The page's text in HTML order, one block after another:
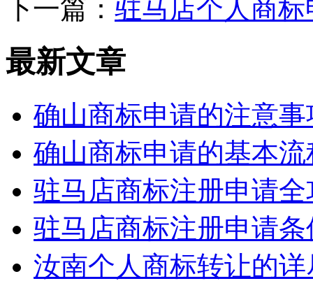
下一篇： 驻马店个人商
最新文章
确山商标申请的注意事
确山商标申请的基本流
驻马店商标注册申请全
驻马店商标注册申请
汝南个人商标转让的